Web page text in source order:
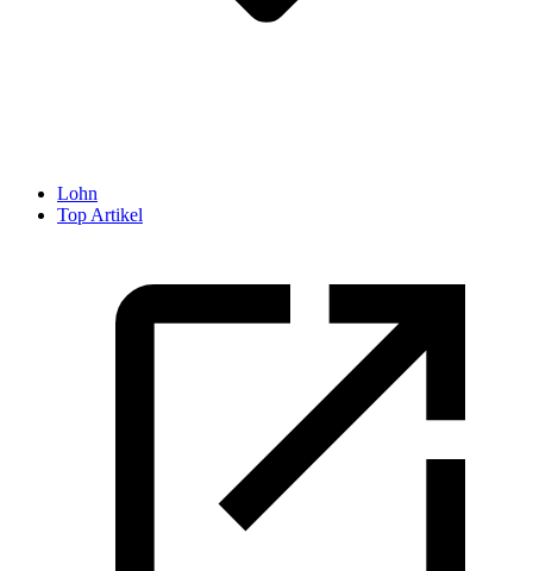
Lohn
Top Artikel